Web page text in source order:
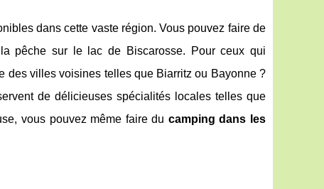
dans cette vaste région. Vous pouvez faire de
pêche sur le lac de Biscarosse. Pour ceux qui
des villes voisines telles que Biarritz ou Bayonne ?
de délicieuses spécialités locales telles que
vous pouvez même faire du camping dans les